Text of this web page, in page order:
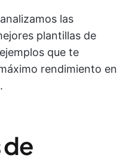
las
plantillas de
que te
rendimiento en
de